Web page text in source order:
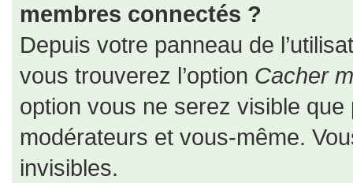
membres connectés ?
Depuis votre panneau de
vous trouverez l’option Cacher
option vous ne serez visible
modérateurs et vous-même.
invisibles.